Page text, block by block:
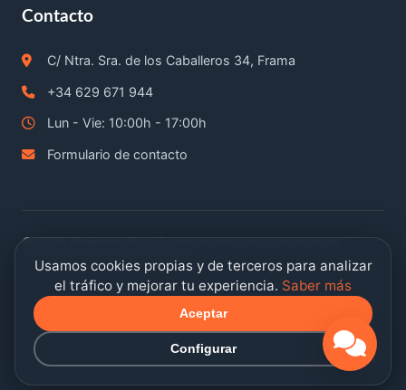
Usamos cookies propias y de terceros para analizar
el tráfico y mejorar tu experiencia. Saber más
Aceptar
Configurar
Contacto
C/ Ntra. Sra. de los Caballeros 34, Frama
+34 629 671 944
Lun - Vie: 10:00h - 17:00h
Formulario de contacto
©2026Alejandro Briz. Todos los derechos reservados.
Última actualización: 8/8/2026
Aviso legalPrivacidadCookiesTérminos de contratación